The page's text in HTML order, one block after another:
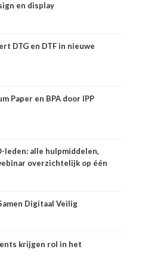
en display
DTG en DTF in nieuwe
Paper en BPA door IPP
leden: alle hulpmiddelen,
overzichtelijk op één
Digitaal Veilig
krijgen rol in het